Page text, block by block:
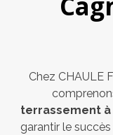
Chez CHAULE
terrassement à
garantir le